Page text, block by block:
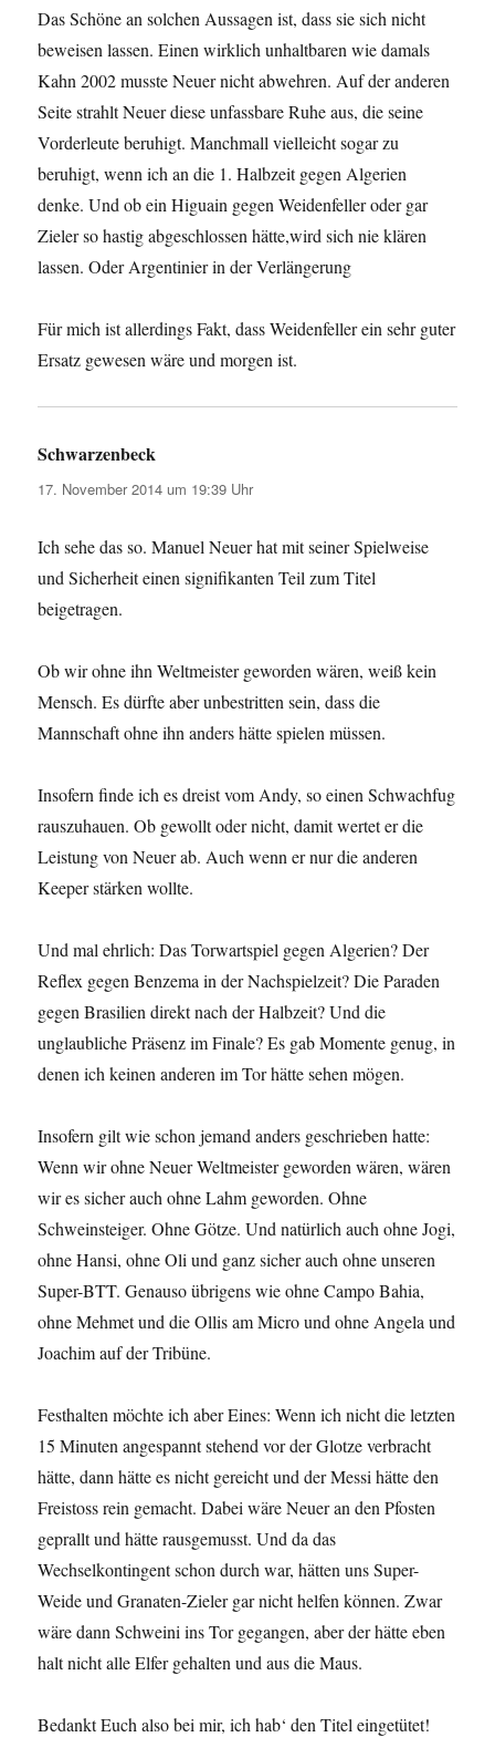
Das Schöne an solchen Aussagen ist, dass sie sich nicht
beweisen lassen. Einen wirklich unhaltbaren wie damals
Kahn 2002 musste Neuer nicht abwehren. Auf der anderen
Seite strahlt Neuer diese unfassbare Ruhe aus, die seine
Vorderleute beruhigt. Manchmall vielleicht sogar zu
beruhigt, wenn ich an die 1. Halbzeit gegen Algerien
denke. Und ob ein Higuain gegen Weidenfeller oder gar
Zieler so hastig abgeschlossen hätte,wird sich nie klären
lassen. Oder Argentinier in der Verlängerung
Für mich ist allerdings Fakt, dass Weidenfeller ein sehr guter
Ersatz gewesen wäre und morgen ist.
Schwarzenbeck
17. November 2014 um 19:39 Uhr
Ich sehe das so. Manuel Neuer hat mit seiner Spielweise
und Sicherheit einen signifikanten Teil zum Titel
beigetragen.
Ob wir ohne ihn Weltmeister geworden wären, weiß kein
Mensch. Es dürfte aber unbestritten sein, dass die
Mannschaft ohne ihn anders hätte spielen müssen.
Insofern finde ich es dreist vom Andy, so einen Schwachfug
rauszuhauen. Ob gewollt oder nicht, damit wertet er die
Leistung von Neuer ab. Auch wenn er nur die anderen
Keeper stärken wollte.
Und mal ehrlich: Das Torwartspiel gegen Algerien? Der
Reflex gegen Benzema in der Nachspielzeit? Die Paraden
gegen Brasilien direkt nach der Halbzeit? Und die
unglaubliche Präsenz im Finale? Es gab Momente genug, in
denen ich keinen anderen im Tor hätte sehen mögen.
Insofern gilt wie schon jemand anders geschrieben hatte:
Wenn wir ohne Neuer Weltmeister geworden wären, wären
wir es sicher auch ohne Lahm geworden. Ohne
Schweinsteiger. Ohne Götze. Und natürlich auch ohne Jogi,
ohne Hansi, ohne Oli und ganz sicher auch ohne unseren
Super-BTT. Genauso übrigens wie ohne Campo Bahia,
ohne Mehmet und die Ollis am Micro und ohne Angela und
Joachim auf der Tribüne.
Festhalten möchte ich aber Eines: Wenn ich nicht die letzten
15 Minuten angespannt stehend vor der Glotze verbracht
hätte, dann hätte es nicht gereicht und der Messi hätte den
Freistoss rein gemacht. Dabei wäre Neuer an den Pfosten
geprallt und hätte rausgemusst. Und da das
Wechselkontingent schon durch war, hätten uns Super-
Weide und Granaten-Zieler gar nicht helfen können. Zwar
wäre dann Schweini ins Tor gegangen, aber der hätte eben
halt nicht alle Elfer gehalten und aus die Maus.
Bedankt Euch also bei mir, ich hab‘ den Titel eingetütet!